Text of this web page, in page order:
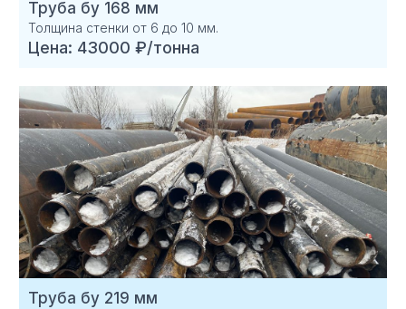
Труба бу 168 мм
Толщина стенки от 6 до 10 мм.
Цена: 43000 ₽/тонна
Труба бу 219 мм